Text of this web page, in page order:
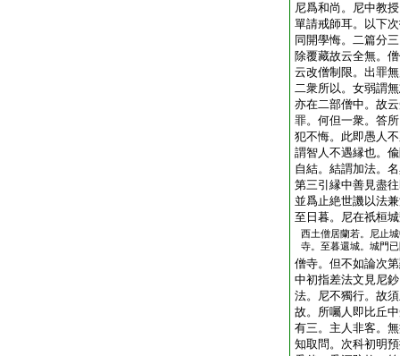
尼爲和尚。尼中教
單請戒師耳。以下
同開學悔。二篇分
除覆藏故云全無。
云改僧制限。出罪
二衆所以。女弱謂
亦在二部僧中。故
罪。何但一衆。答
犯不悔。此即愚人
謂智人不遇縁也。
自結。結謂加法。
第三引縁中善見盡
並爲止絶世譏以法
至日暮。尼在祇桓
西土僧居蘭若。尼止
寺。至暮還城。城門
僧寺。但不如論次
中初指差法文見尼
法。尼不獨行。故
故。所囑人即比丘
有三。主人非客。
知取問。次科初明